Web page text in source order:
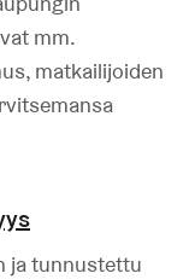
mm.
matkailijoiden
ja tunnustettu